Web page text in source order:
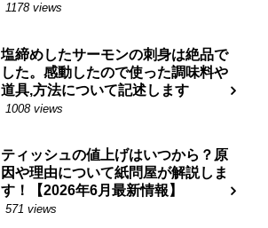
1178 views
塩締めしたサーモンの刺身は絶品で
した。感動したので使った調味料や
道具,方法について記述します
1008 views
ティッシュの値上げはいつから？原
因や理由について紙問屋が解説しま
す！【2026年6月最新情報】
571 views